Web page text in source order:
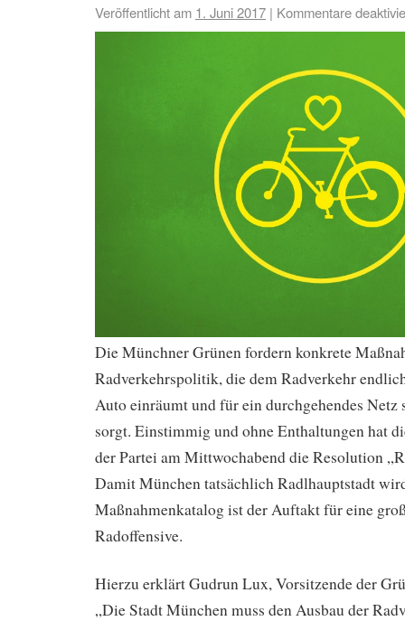
Veröffentlicht am 1. Juni 2017 | Kommentare
Die Münchner Grünen fordern konkrete
Radverkehrspolitik, die dem Radverkehr
Auto einräumt und für ein durchgehendes Netz
sorgt. Einstimmig und ohne Enthaltungen hat
der Partei am Mittwochabend die Resolution
Damit München tatsächlich Radlhauptstadt
Maßnahmenkatalog ist der Auftakt für eine
Radoffensive.
Hierzu erklärt Gudrun Lux, Vorsitzende der
„Die Stadt München muss den Ausbau der